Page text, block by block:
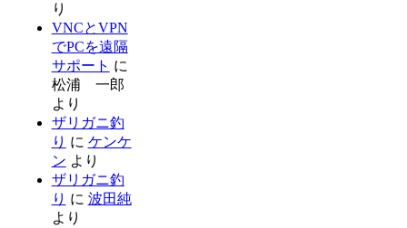
り
VNCとVPN
でPCを遠隔
サポート に
松浦 一郎
より
ザリガニ釣
り に ケンケ
ン より
ザリガニ釣
り に 波田純
より